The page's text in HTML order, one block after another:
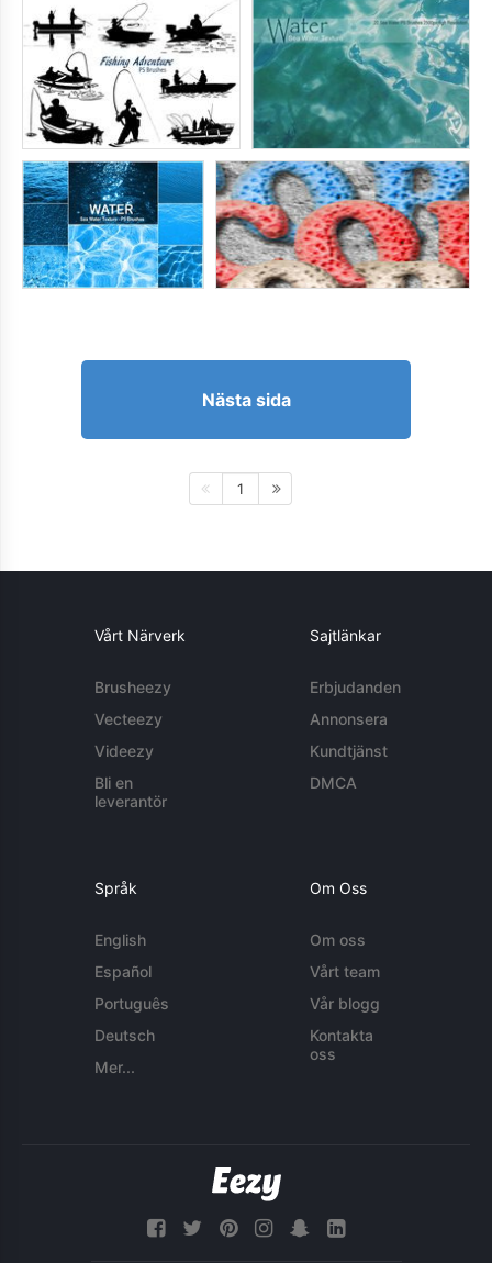
Nästa sida
1
Vårt Närverk
Brusheezy
Vecteezy
Videezy
Bli en
leverantör
Sajtlänkar
Erbjudanden
Annonsera
Kundtjänst
DMCA
Språk
English
Español
Português
Deutsch
Mer...
Om Oss
Om oss
Vårt team
Vår blogg
Kontakta
oss